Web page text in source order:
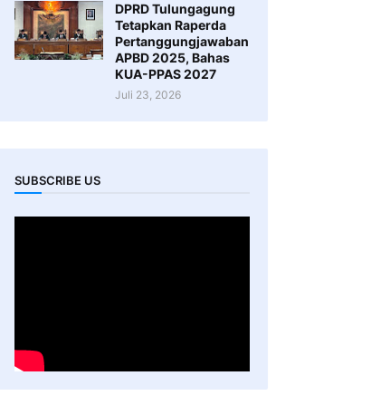
DPRD Tulungagung
Tetapkan Raperda
Pertanggungjawaban
APBD 2025, Bahas
KUA-PPAS 2027
Juli 23, 2026
SUBSCRIBE US